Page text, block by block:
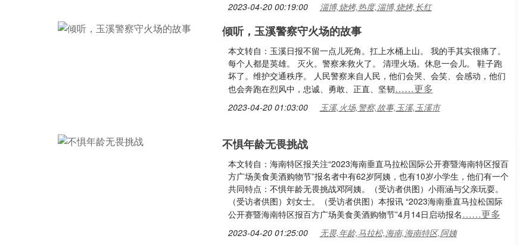
2023-04-20 00:19:00 淄博,烧烤,热度,淄博,烧烤,长红
倾听，玉溪警察守火场的故事
本文转自：玉溪日报不留一点儿死角。扛上水桶上山。 我的手其实很痛了。
每个人都是英雄。 灭火。警察来救火了。 清理火场。休息一会儿。 鞋子跑
坏了。维护交通秩序。 人民警察来自人民，他们会哭、会笑、会感动，他们
也会奔跑在烈风中，忠诚、勇敢、正直、坚韧……更多
2023-04-20 01:03:00 玉溪,火场,警察,故事,玉溪,玉溪市
不惧年龄无畏挑战
本文转自：海南特区报关注“2023海南垂直马拉松国际公开赛暨海南特区报百
方广场美食美酒购物节”报名者中有62岁阿姨，也有10岁小学生，他们有一个
共同特点：不惧年龄无畏挑战邓阿姨。（受访者供图）小雨涵与父亲玩耍。
（受访者供图）刘女士。（受访者供图）本报讯 “2023海南垂直马拉松国际
公开赛暨海南特区报百方广场美食美酒购物节”4月14日启动报名……更多
2023-04-20 01:25:00 无畏,年龄,马拉松,海南,海南特区,阿姨